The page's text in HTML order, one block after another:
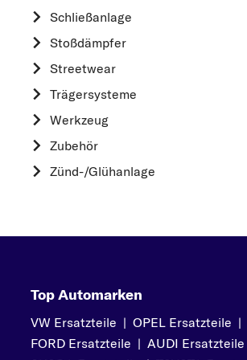
Schließanlage
Stoßdämpfer
Streetwear
Trägersysteme
Werkzeug
Zubehör
Zünd-/Glühanlage
Top Automarken
VW Ersatzteile | OPEL Ersatzteile |
FORD Ersatzteile | AUDI Ersatzteile